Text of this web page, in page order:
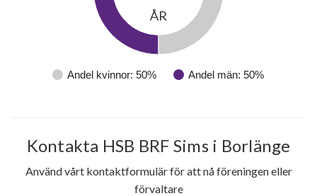
Andel kvinnor: 50% Andel män: 50%
ÅR
Kontakta HSB BRF Sims i Borlänge
Använd vårt kontaktformulär för att nå föreningen eller
förvaltare